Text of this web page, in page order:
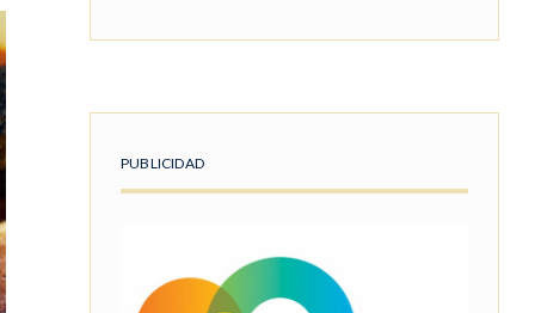
PUBLICIDAD